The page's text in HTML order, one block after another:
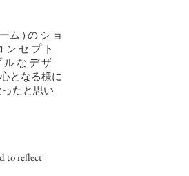
ム ) の シ ョ
ン セ プ ト
ル な デ ザ
となる様に
たと思い
to reflect